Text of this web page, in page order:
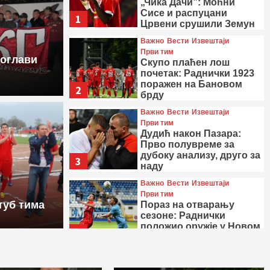
тим
на „Чика
Сисе и распуцани
Земун
тима
1
„Чика Дачи”: Моћни
Сисе и распуцани
Црвени срушили Земун
2
Важно Вести Извештаји
Први тим
Скупо плаћен лош
почетак: Раднички 1923
поражен на Бановом
брду
3
Важно Вести Извештаји
Први тим
Дудић након Пазара:
Прво полувреме за
дубоку анализу, друго за
наду
4
Важно Вести Извештаји
Први тим
Пораз на отварању
сезоне: Раднички
положио оружје у Новом
Први тим Припремне утакмице